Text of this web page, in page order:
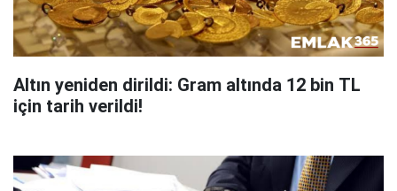
Altın yeniden dirildi: Gram altında 12 bin TL
için tarih verildi!